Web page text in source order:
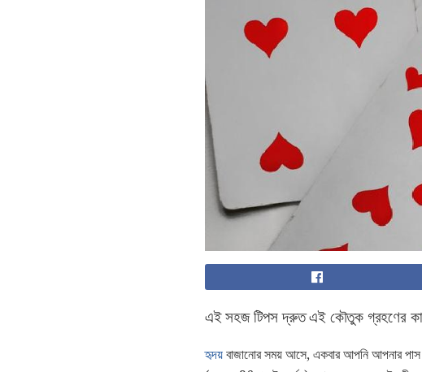
এই সহজ টিপস দ্রুত এই কৌতুক গ্রহণের
হৃদয় বাজানোর সময় আসে, একবার আপনি আপনার পাস